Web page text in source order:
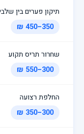
תיקון פערים בין
350–450 ₪
שחרור תריס תקוע
300–550 ₪
החלפת רצועה
300–350 ₪